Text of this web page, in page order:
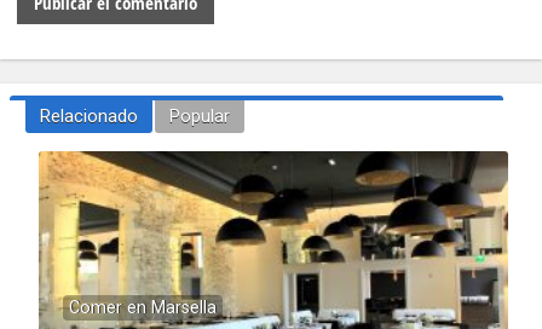
Relacionado Popular
Comer en Marsella